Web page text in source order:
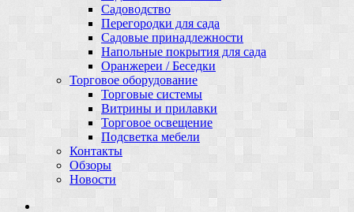
Садоводство
Перегородки для сада
Садовые принадлежности
Напольные покрытия для сада
Оранжереи / Беседки
Торговое оборудование
Торговые системы
Витрины и прилавки
Торговое освещение
Подсветка мебели
Контакты
Обзоры
Новости